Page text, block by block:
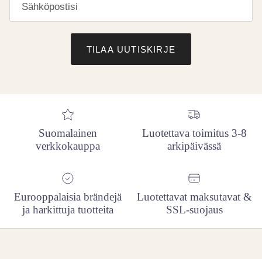
TILAA UUTISKIRJE
Suomalainen
verkkokauppa
Luotettava toimitus 3-8
arkipäivässä
Eurooppalaisia brändejä
ja harkittuja tuotteita
Luotettavat maksutavat &
SSL-suojaus